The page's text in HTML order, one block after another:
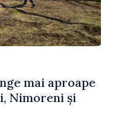
mai aproape
Nimoreni și